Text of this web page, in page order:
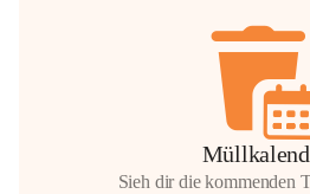
Sieh dir die kommenden